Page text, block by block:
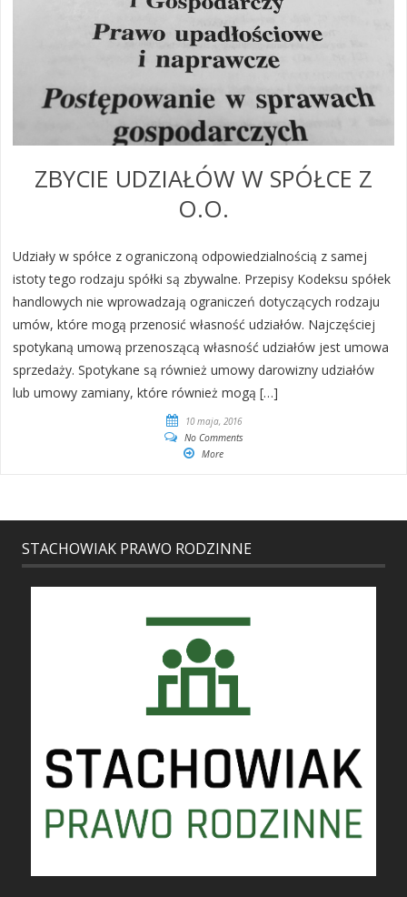
ZBYCIE UDZIAŁÓW W SPÓŁCE Z
O.O.
Udziały w spółce z ograniczoną odpowiedzialnością z samej
istoty tego rodzaju spółki są zbywalne. Przepisy Kodeksu spółek
handlowych nie wprowadzają ograniczeń dotyczących rodzaju
umów, które mogą przenosić własność udziałów. Najczęściej
spotykaną umową przenoszącą własność udziałów jest umowa
sprzedaży. Spotykane są również umowy darowizny udziałów
lub umowy zamiany, które również mogą […]
10 maja, 2016
No Comments
More
STACHOWIAK PRAWO RODZINNE